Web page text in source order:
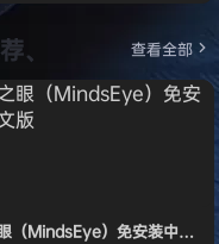
、 查看全部
Wilds HYPERVISOR）免安
（MindsEye）免安装中文版